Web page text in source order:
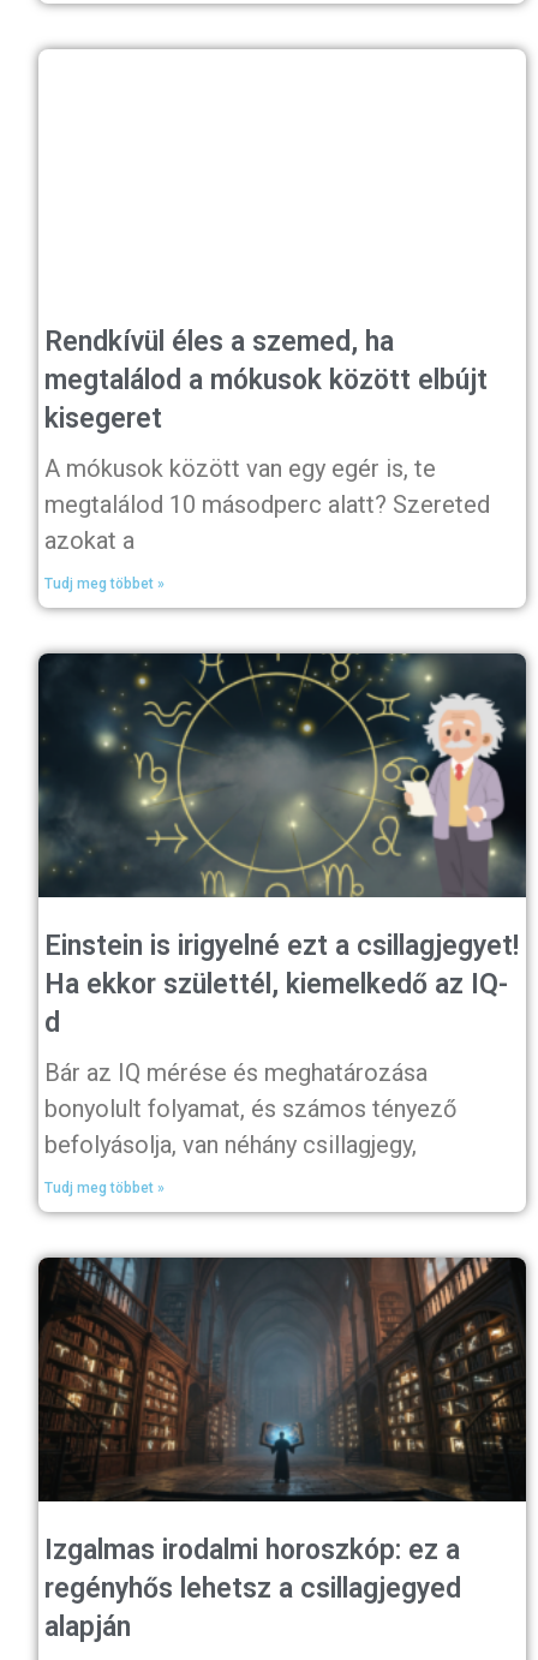
Rendkívül éles a szemed, ha
megtalálod a mókusok között elbújt
kisegeret
A mókusok között van egy egér is, te
megtalálod 10 másodperc alatt? Szereted
azokat a
Tudj meg többet »
Einstein is irigyelné ezt a csillagjegyet!
Ha ekkor születtél, kiemelkedő az IQ-
d
Bár az IQ mérése és meghatározása
bonyolult folyamat, és számos tényező
befolyásolja, van néhány csillagjegy,
Tudj meg többet »
Izgalmas irodalmi horoszkóp: ez a
regényhős lehetsz a csillagjegyed
alapján